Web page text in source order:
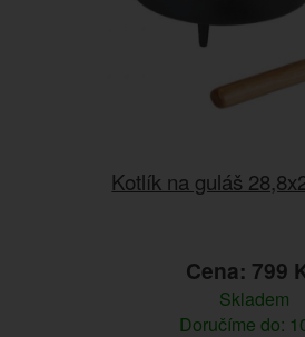
Kotlík na guláš
Cena: 799
Skladem
Doručíme do: